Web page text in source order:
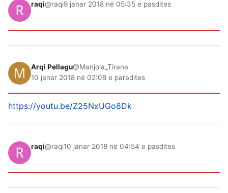
raqi@raqi9 janar 2018 në 05:35 e pasdites
Arqi Pellagu@Manjola_Tirana
10 janar 2018 në 02:08 e paradites
https://youtu.be/Z25NxUGo8Dk
raqi@raqi10 janar 2018 në 04:54 e pasdites